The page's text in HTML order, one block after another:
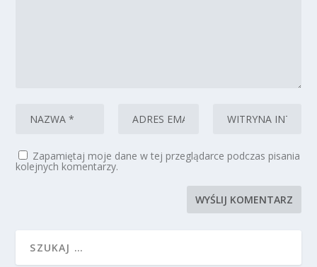
Zapamiętaj moje dane w tej przeglądarce podczas pisania
kolejnych komentarzy.